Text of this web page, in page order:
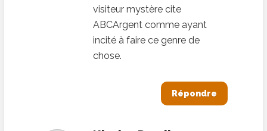
visiteur mystère cite
ABCArgent comme ayant
incité à faire ce genre de
chose.
Répondre